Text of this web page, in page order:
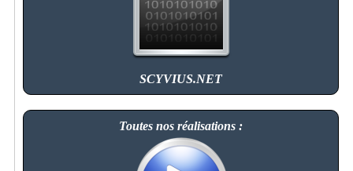
SCYVIUS.NET
Toutes nos réalisations :